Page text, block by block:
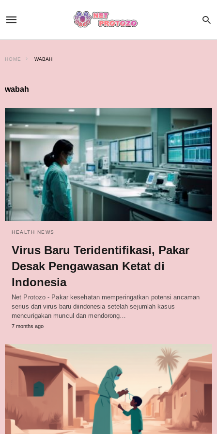
HOME WABAH
wabah
HEALTH NEWS
Virus Baru Teridentifikasi, Pakar
Desak Pengawasan Ketat di
Indonesia
Net Protozo - Pakar kesehatan memperingatkan potensi ancaman
serius dari virus baru diindonesia setelah sejumlah kasus
mencurigakan muncul dan mendorong…
7 months ago